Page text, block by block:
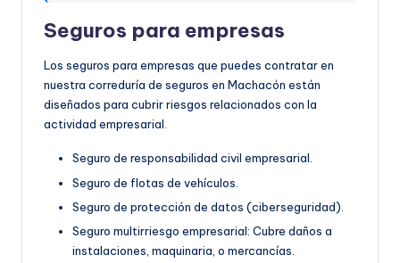
Seguros para empresas
Los seguros para empresas que puedes contratar en
nuestra correduría de seguros en Machacón están
diseñados para cubrir riesgos relacionados con la
actividad empresarial.
Seguro de responsabilidad civil empresarial.
Seguro de flotas de vehículos.
Seguro de protección de datos (ciberseguridad).
Seguro multirriesgo empresarial: Cubre daños a
instalaciones, maquinaria, o mercancías.